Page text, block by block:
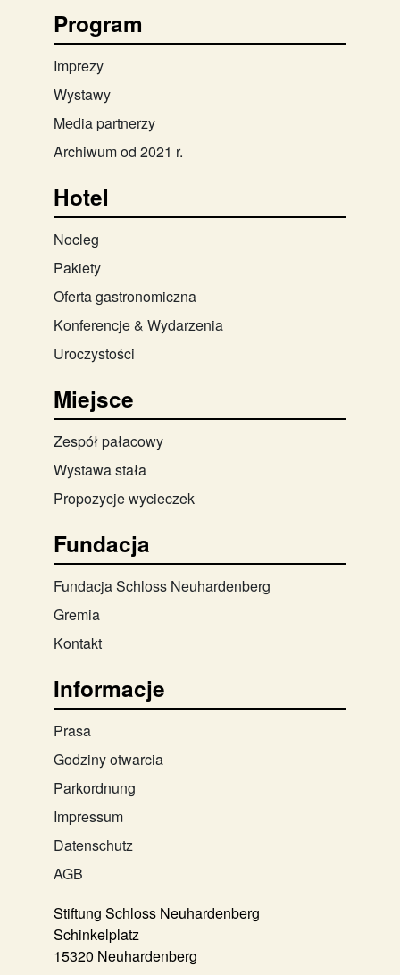
Program
Imprezy
Wystawy
Media partnerzy
Archiwum od 2021 r.
Hotel
Nocleg
Pakiety
Oferta gastronomiczna
Konferencje & Wydarzenia
Uroczystości
Miejsce
Zespół pałacowy
Wystawa stała
Propozycje wycieczek
Fundacja
Fundacja Schloss Neuhardenberg
Gremia
Kontakt
Informacje
Prasa
Godziny otwarcia
Parkordnung
Impressum
Datenschutz
AGB
Stiftung Schloss Neuhardenberg
Schinkelplatz
15320 Neuhardenberg